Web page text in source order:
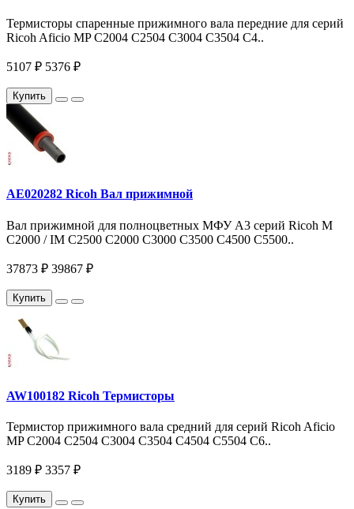
Термисторы спаренные прижимного вала передние для серий
Ricoh Aficio MP C2004 С2504 C3004 С3504 C4..
5107 ₽ 5376 ₽
Купить
AE020282 Ricoh Вал прижимной
Вал прижимной для полноцветных МФУ A3 серий Ricoh M
C2000 / IM С2500 C2000 C3000 С3500 C4500 С5500..
37873 ₽ 39867 ₽
Купить
AW100182 Ricoh Термисторы
Термистор прижимного вала средний для серий Ricoh Aficio
MP C2004 С2504 C3004 С3504 C4504 С5504 С6..
3189 ₽ 3357 ₽
Купить